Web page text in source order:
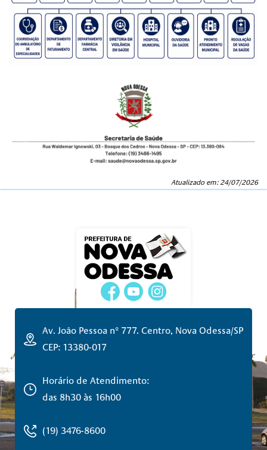
Atualizado em: 24/07/2026
Av. João Pessoa nº 777. Centro, Nova Odessa/SP
CEP: 13380-017
Horário de Atendimento:
das 8h30 às 16h00
(19) 3476-8600